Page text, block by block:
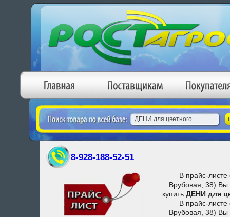
8-928-188-52-51
В прайс-листе
Врубовая, 38) Вы
купить ДЕНИ для
В прайс-листе
Врубовая, 38) Вы